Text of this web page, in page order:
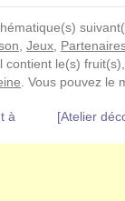
Jeux
Il contient le(s)
. Vous pouvez
à
[Atelier